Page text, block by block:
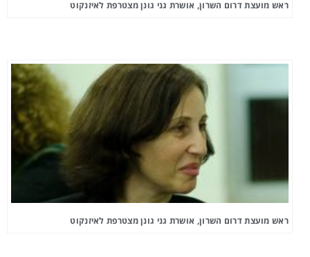
ראש מועצת דרום השרון, אושרת גני גונן מצטרפת לאיזנקוט
ראש מועצת דרום השרון, אושרת גני גונן מצטרפת לאיזנקוט